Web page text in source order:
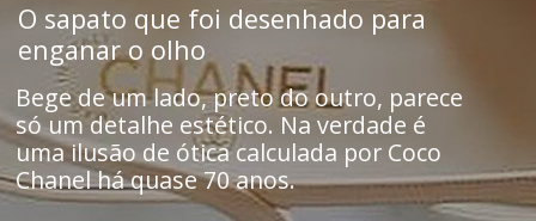
O sapato que foi desenhado para
enganar o olho
Bege de um lado, preto do outro, parece
só um detalhe estético. Na verdade é
uma ilusão de ótica calculada por Coco
Chanel há quase 70 anos.